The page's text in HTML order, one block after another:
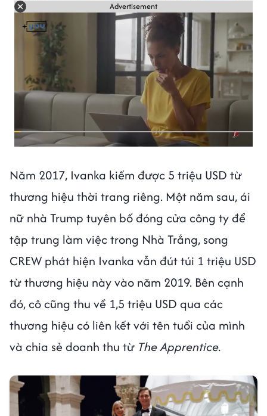
Advertisement
Năm 2017, Ivanka kiếm được 5 triệu USD từ
thương hiệu thời trang riêng. Một năm sau, ái
nữ nhà Trump tuyên bố đóng cửa công ty để
tập trung làm việc trong Nhà Trắng, song
CREW phát hiện Ivanka vẫn đút túi 1 triệu USD
từ thương hiệu này vào năm 2019. Bên cạnh
đó, cô cũng thu về 1,5 triệu USD qua các
thương hiệu có liên kết với tên tuổi của mình
và chia sẻ doanh thu từ The Apprentice.